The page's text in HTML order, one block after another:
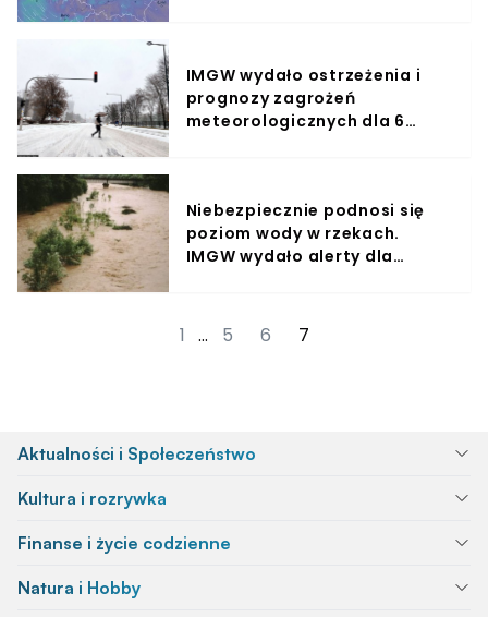
IMGW wydało ostrzeżenia i
prognozy zagrożeń
meteorologicznych dla 6
Niebezpiecznie podnosi się
poziom wody w rzekach.
IMGW wydało alerty dla
1 … 5 6 7
Aktualności i Społeczeństwo
Kultura i rozrywka
Finanse i życie codzienne
Natura i Hobby